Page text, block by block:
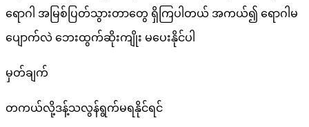
ရောဂါ အမြစ်ပြတ်သွားတာတွေ ရှိကြပါတယ် အကယ်၍ ရောဂါမ
ပျောက်လဲ ဘေးထွက်ဆိုးကျိုး မပေးနိုင်ပါ
မှတ်ချက်
တကယ်လို့ဒန့်သလွန်ရွက်မရနိုင်ရင်